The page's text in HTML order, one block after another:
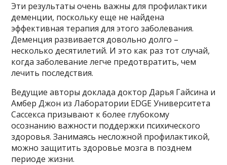
Эти результаты очень важны для профилактики
деменции, поскольку еще не найдена
эффективная терапия для этого заболевания.
Деменция развивается довольно долго –
несколько десятилетий. И это как раз тот случай,
когда заболевание легче предотвратить, чем
лечить последствия.
Ведущие авторы доклада доктор Дарья Гайсина и
Амбер Джон из Лаборатории EDGE Университета
Сассекса призывают к более глубокому
осознанию важности поддержки психического
здоровья. Занимаясь несложной профилактикой,
можно защитить здоровье мозга в позднем
периоде жизни.